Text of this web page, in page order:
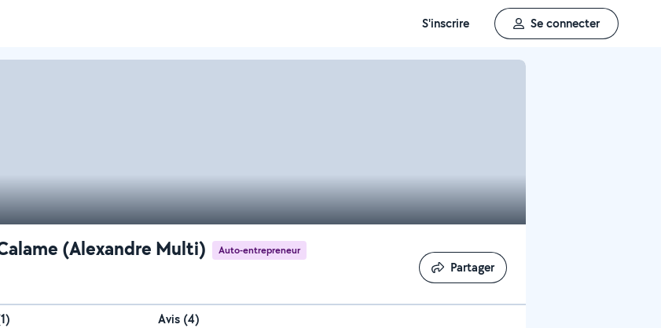
S'inscrire Se connecter
(Alexandre Multi) Auto-entrepreneur
Partager
Partager
1) Avis (4)